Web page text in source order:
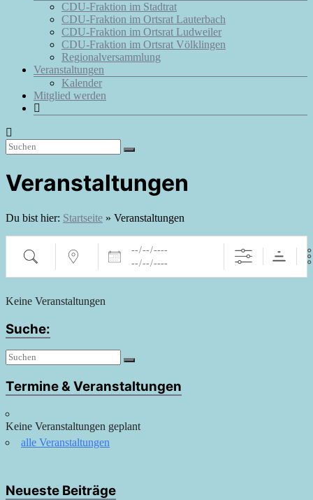
CDU-Fraktion im Stadtrat
CDU-Fraktion im Ortsrat Lauterbach
CDU-Fraktion im Ortsrat Ludweiler
CDU-Fraktion im Ortsrat Völklingen
Regionalversammlung
Veranstaltungen
Kalender
Mitglied werden
Veranstaltungen
Du bist hier: Startseite » Veranstaltungen
Suche Nahe ... Daten
Keine Veranstaltungen
Suche:
Termine & Veranstaltungen
Keine Veranstaltungen geplant
alle Veranstaltungen
Neueste Beiträge